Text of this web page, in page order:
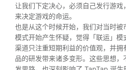
让我们下定决心，必须自己发行游
来决定游戏的命运。
也是从这个时候开始，我们对当时被
模式开始产生怀疑，觉得「联运」模
渠道只注重短期利益的价值观，并拥
品的研发带来诸多变形。这些思想